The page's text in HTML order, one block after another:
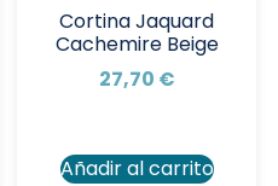
Cortina Jaquard
Cachemire Beige
27,70 €
Añadir al carrito